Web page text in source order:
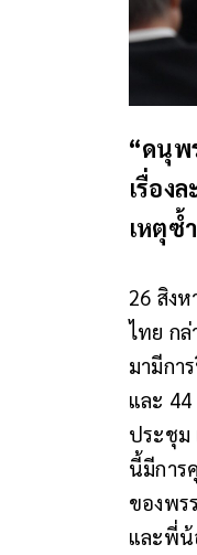
“ดนุพ
เรื่อง
เหตุซ้
26 สิง
ไทย ก
มามีกา
และ
ประชุม
นี้มีการ
ของพร
และพี่น้